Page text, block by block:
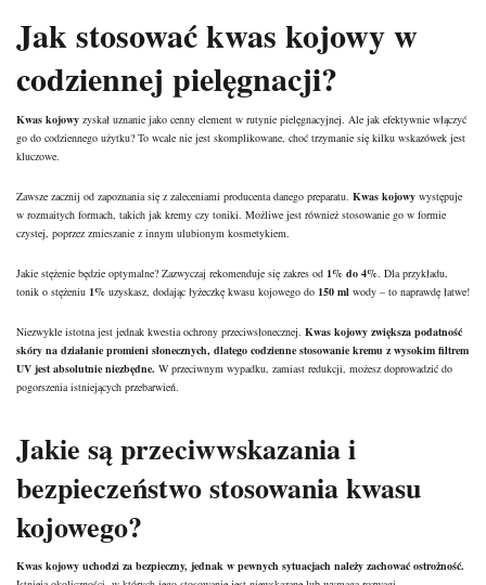
Jak stosować kwas kojowy w
codziennej pielęgnacji?
Kwas kojowy zyskał uznanie jako cenny element w rutynie pielęgnacyjnej. Ale jak efektywnie włączyć
go do codziennego użytku? To wcale nie jest skomplikowane, choć trzymanie się kilku wskazówek jest
kluczowe.
Zawsze zacznij od zapoznania się z zaleceniami producenta danego preparatu. Kwas kojowy występuje
w rozmaitych formach, takich jak kremy czy toniki. Możliwe jest również stosowanie go w formie
czystej, poprzez zmieszanie z innym ulubionym kosmetykiem.
Jakie stężenie będzie optymalne? Zazwyczaj rekomenduje się zakres od 1% do 4%. Dla przykładu,
tonik o stężeniu 1% uzyskasz, dodając łyżeczkę kwasu kojowego do 150 ml wody – to naprawdę łatwe!
Niezwykle istotna jest jednak kwestia ochrony przeciwsłonecznej. Kwas kojowy zwiększa podatność
skóry na działanie promieni słonecznych, dlatego codzienne stosowanie kremu z wysokim filtrem
UV jest absolutnie niezbędne. W przeciwnym wypadku, zamiast redukcji, możesz doprowadzić do
pogorszenia istniejących przebarwień.
Jakie są przeciwwskazania i
bezpieczeństwo stosowania kwasu
kojowego?
Kwas kojowy uchodzi za bezpieczny, jednak w pewnych sytuacjach należy zachować ostrożność.